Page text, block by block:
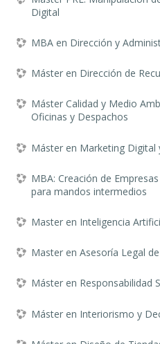
Digital
MBA en Dirección y
Máster en Dirección de
Máster Calidad y Medio
Oficinas y Despachos
Máster en Marketing Digital
MBA: Creación de
para mandos intermedios
Master en Inteligencia
Master en Asesoría Legal
Máster en Responsabilidad
Máster en Interiorismo y